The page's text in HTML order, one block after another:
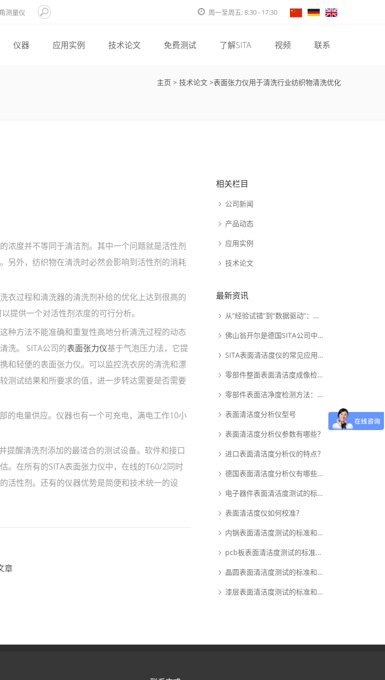
测量仪 周一至周五: 8:30 - 17:30
仪器 应用实例 技术论文 免费测试 了解SITA 视频 联系
主页 > 技术论文>表面张力仪用于清洗行业纺织物清洗优化
度并不等同于清洁剂。其中一个问题就是活性剂
另外，纺织物在清洗时必然会影响到活性剂的消耗
过程和清洗器的清洗剂补给的优化上达到很高的
提供一个对活性剂浓度的可行分析。
方法不能准确和重复性高地分析清洗过程的动态
洗。 SITA公司的表面张力仪基于气泡压力法，它提
和轻便的表面张力仪。可以监控洗衣房的清洗和漂
测试结果和所要求的值，进一步转达需要是否需要
电量供应。仪器也有一个可充电，满电工作10小
醒清洗剂添加的最适合的测试设备。软件和接口
。在所有的SITA表面张力仪中，在线的T60/2同时
活性剂。还有的仪器优势是简便和技术统一的设
章
相关栏目
公司新闻
产品动态
应用实例
技术论文
最新资讯
从“经验试错”到“数据驱动”：动态表面张力如何重塑PDLC涂布工艺逻辑
佛山翁开尔是德国SITA公司中国核心代理商
SITA表面清洁度仪的常见应用范围
零部件整面表面清洁度成像检测系统：析塔SITA FluoVision Qube
零部件表面洁净度检测方法：析塔清洁度检测仪
表面清洁度分析仪型号
表面清洁度分析仪参数有哪些？
进口表面清洁度分析仪的特点？
德国表面清洁度分析仪有哪些优点？
电子器件表面清洁度测试的标准和原理是什么？
表面清洁度仪如何校准？
内锅表面清洁度测试的标准和原理是什么？
pcb板表面清洁度测试的标准和原理是什么？
晶圆表面清洁度测试的标准和原理是什么？
漆层表面清洁度测试的标准和原理是什么？